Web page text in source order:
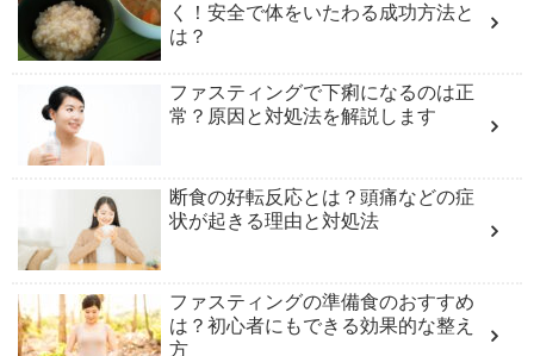
く！安全で体をいたわる成功方法と
は？
ファスティングで下痢になるのは正
常？原因と対処法を解説します
断食の好転反応とは？頭痛などの症
状が起きる理由と対処法
ファスティングの準備食のおすすめ
は？初心者にもできる効果的な整え
方